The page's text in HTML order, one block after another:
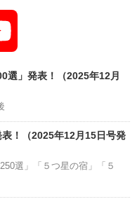
Channel
選」発表！（2025年12月
！（2025年12月15日号発
選」「５つ星の宿」「５